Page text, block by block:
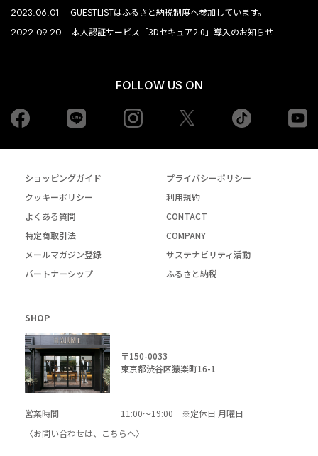
2023.06.01 GUESTLISTはふるさと納税制度へ参加しています。
2022.09.20 本人認証サービス「3Dセキュア2.0」導入のお知らせ
FOLLOW US ON
Facebook Instagram tiktok
ショッピングガイド
プライバシーポリシー
クッキーポリシー
利用規約
よくある質問
CONTACT
特定商取引法
COMPANY
メールマガジン登録
サステナビリティ活動
パートナーシップ
ふるさと納税
SHOP
〒150-0033
東京都渋谷区猿楽町16-1
営業時間
11:00～19:00 ※定休日 月曜日
〈お問い合わせは、
こちらへ〉